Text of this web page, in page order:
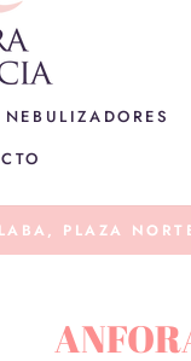
NEBULIZADORES
DE